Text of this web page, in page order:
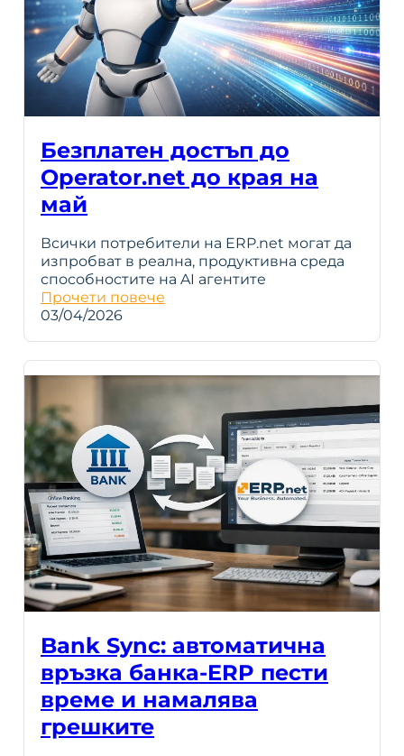
Безплатен достъп до
Operator.net до края на
май
Всички потребители на ERP.net могат да
изпробват в реална, продуктивна среда
способностите на AI агентите
Прочети повече
03/04/2026
Bank Sync: автоматична
връзка банка-ERP пести
време и намалява
грешките